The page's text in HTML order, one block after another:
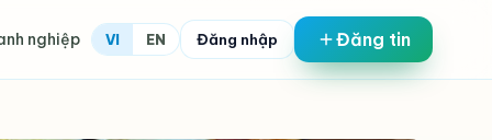
nghiệp VI EN Đăng nhập Đăng tin